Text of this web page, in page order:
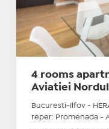
4 rooms
Aviatiei
Bucuresti-Ilfov -
reper: Promenada -